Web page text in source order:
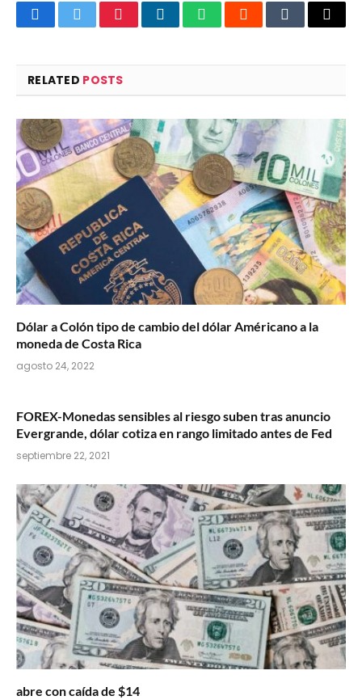
FacebookTwitterPinterestLinkedInWhatsAppRedditTumblrEmail
RELATED POSTS
Dólar a Colón tipo de cambio del dólar Américano a la
moneda de Costa Rica
agosto 24, 2022
FOREX-Monedas sensibles al riesgo suben tras anuncio
Evergrande, dólar cotiza en rango limitado antes de Fed
septiembre 22, 2021
abre con caída de $14